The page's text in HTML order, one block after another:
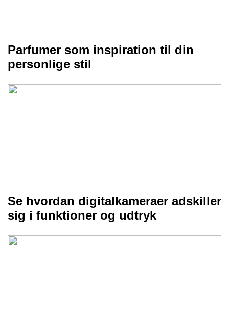
Parfumer som inspiration til din
personlige stil
Se hvordan digitalkameraer adskiller
sig i funktioner og udtryk